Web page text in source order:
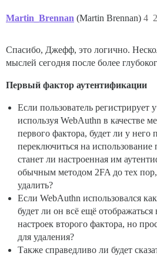
Martin_Brennan (Martin Brennan) 4
Спасибо, Джефф, это логично.
мыслей сегодня после более
Первый фактор аутентификации
Если пользователь регистрирует
используя WebAuthn в качестве
первого фактора, будет ли у него
переключиться на использование
станет ли настроенная им
обычным методом 2FA до тех
удалить?
Если WebAuthn использовался
будет ли он всё ещё отображаться
настроек второго фактора, но
для удаления?
Также справедливо ли будет